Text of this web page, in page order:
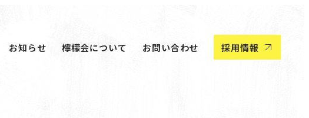
お知らせ
檸檬会について
お問い合わせ
採用情報